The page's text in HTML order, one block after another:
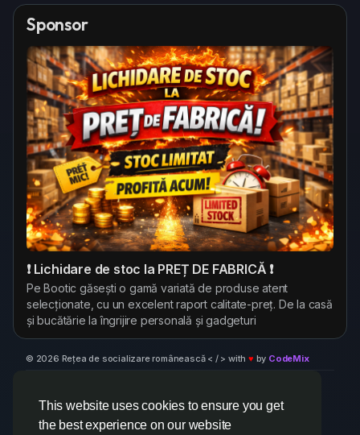
This website uses cookies to ensure you get
the best experience on our website
Sponsor
❗ Lichidare de stoc la PREȚ DE FABRICĂ ❗
Pe Bootic găsești o gamă variată de produse atent
selecționate, cu un excelent raport calitate-preț. De la casă
și bucătărie la îngrijire personală și gadgeturi
© 2026 Rețea de socializare românească < / > with♥ by CodeMix